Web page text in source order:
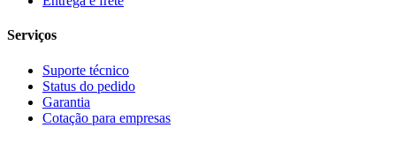
Serviços
Suporte técnico
Status do pedido
Garantia
Cotação para empresas